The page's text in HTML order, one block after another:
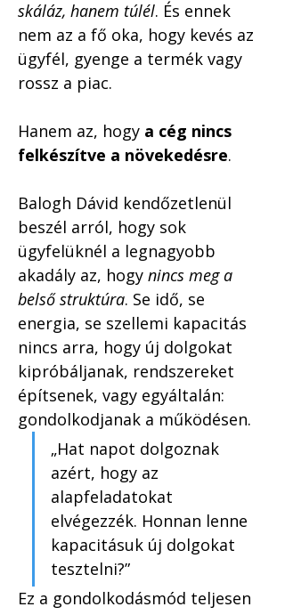
skáláz, hanem túlél. És ennek
nem az a fő oka, hogy kevés az
ügyfél, gyenge a termék vagy
rossz a piac.
Hanem az, hogy a cég nincs
felkészítve a növekedésre.
Balogh Dávid kendőzetlenül
beszél arról, hogy sok
ügyfelüknél a legnagyobb
akadály az, hogy nincs meg a
belső struktúra. Se idő, se
energia, se szellemi kapacitás
nincs arra, hogy új dolgokat
kipróbáljanak, rendszereket
építsenek, vagy egyáltalán:
gondolkodjanak a működésen.
„Hat napot dolgoznak
azért, hogy az
alapfeladatokat
elvégezzék. Honnan lenne
kapacitásuk új dolgokat
tesztelni?”
Ez a gondolkodásmód teljesen